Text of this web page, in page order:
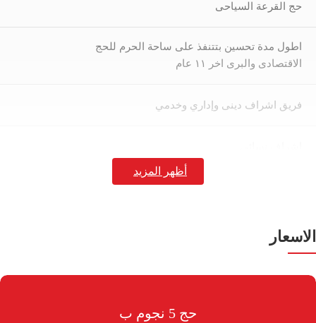
حج القرعة السياحى
اطول مدة تحسين بتتنفذ على ساحة الحرم للحج
الاقتصادى والبرى اخر ١١ عام
فريق اشراف دينى وإداري وخدمي
رعاية خاصة لكبار السن
التعاقد مع افضل مطوفي المملكة
الاسعار
حج 5 نجوم ب